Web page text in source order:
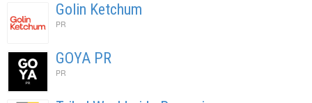
Golin Ketchum
PR
GOYA PR
PR